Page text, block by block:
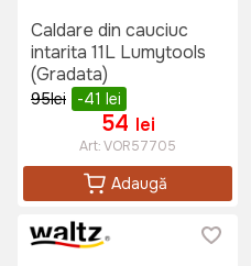
Caldare din cauciuc
intarita 11L Lumytools
(Gradata)
95lei -41 lei
54 lei
Art:VOR57705
Adaugă